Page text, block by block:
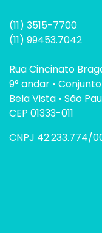
(11) 3515-7700
(11) 99453.7042
Rua Cincinato
9° andar •
Bela Vista • São
CEP 01333-011
CNPJ 42.233.774/